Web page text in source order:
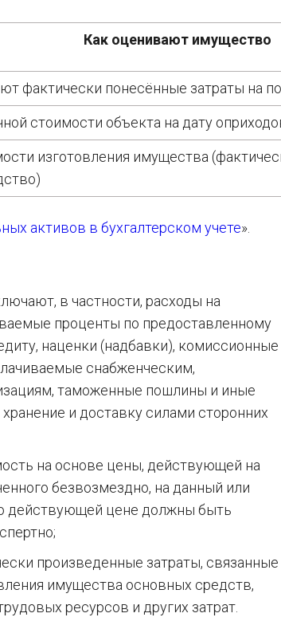
Как оценивают имущество
фактически понесённые затраты на
стоимости объекта на дату
изготовления имущества
активов в бухгалтерском учете».
в частности, расходы на
проценты по предоставленному
наценки (надбавки), комиссионные
снабженческим,
таможенные пошлины и иные
и доставку силами сторонних
на основе цены, действующей на
безвозмездно, на данный или
действующей цене должны быть
произведенные затраты, связанные
имущества основных средств,
ресурсов и других затрат.